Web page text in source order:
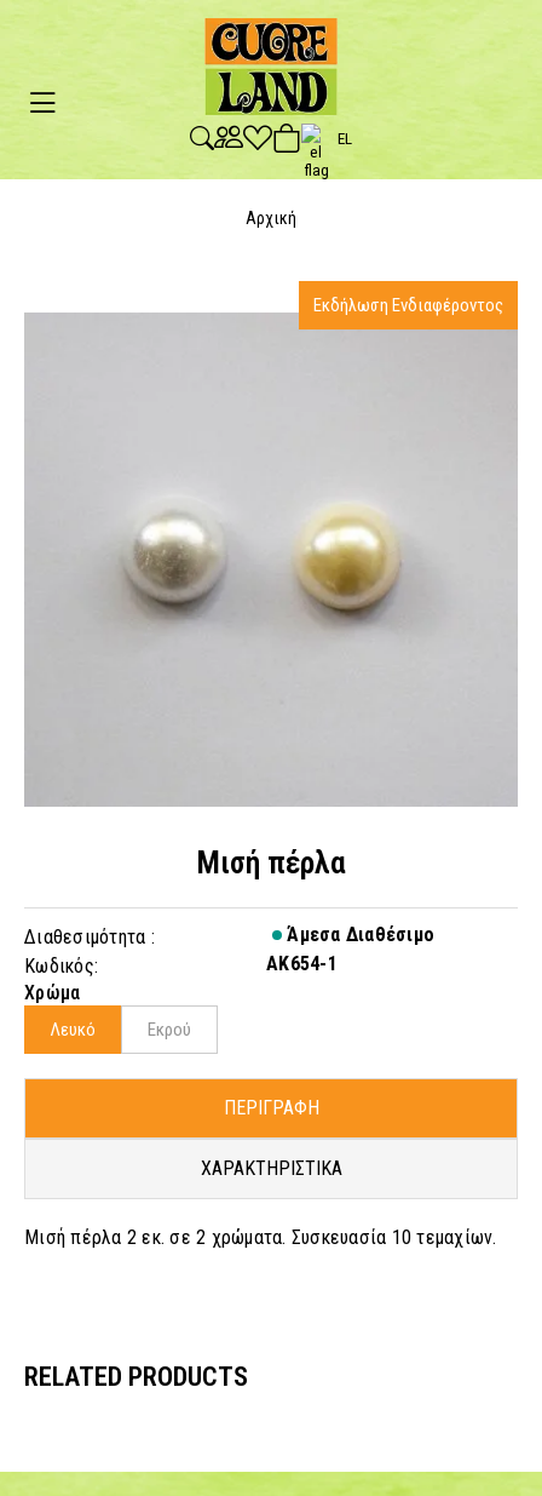
EL
Αρχική
Μισή πέρλα
Διαθεσιμότητα :
Άμεσα Διαθέσιμο
Κωδικός:
AK654-1
Χρώμα
Λευκό Εκρού
ΠΕΡΙΓΡΑΦΗ
ΧΑΡΑΚΤΗΡΙΣΤΙΚΑ
Μισή πέρλα 2 εκ. σε 2 χρώματα. Συσκευασία 10 τεμαχίων.
Εκδήλωση Ενδιαφέροντος
RELATED PRODUCTS